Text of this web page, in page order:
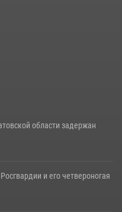
области задержан
и его четвероногая